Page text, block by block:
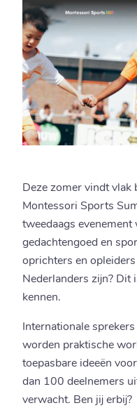
Deze zomer vindt vlak
Montessori Sports
tweedaags evenement
gedachtengoed en
oprichters en
Nederlanders zijn? Dit
kennen.
Internationale
worden praktische
toepasbare ideeën
dan 100 deelnemers
verwacht. Ben jij erbij?